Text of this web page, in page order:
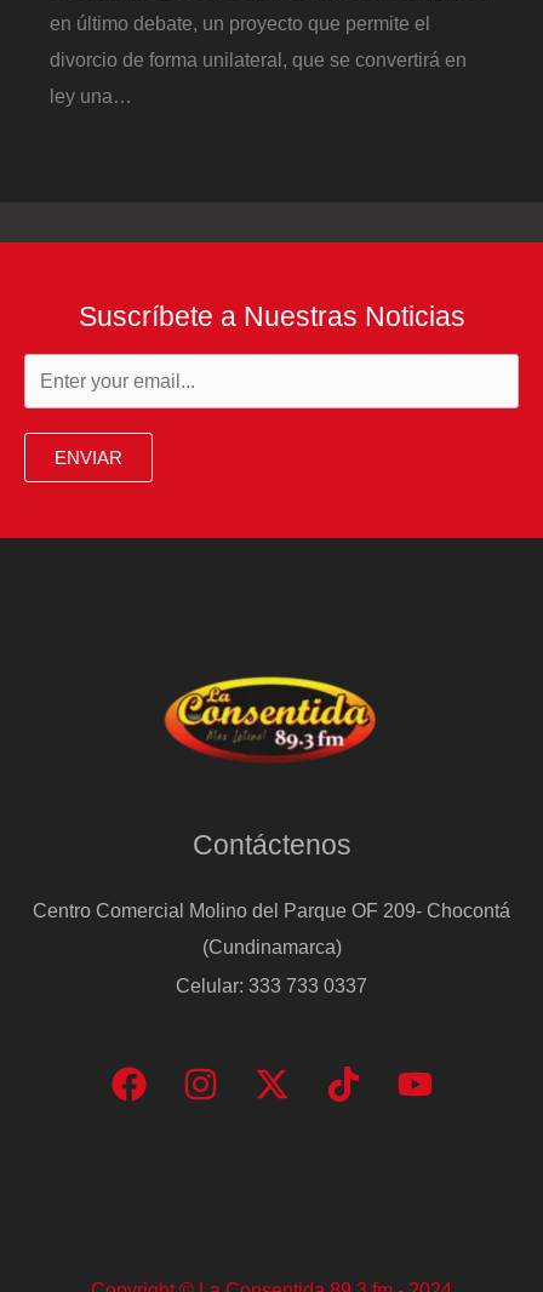
en último debate, un proyecto que permite el
divorcio de forma unilateral, que se convertirá en
ley una…
Suscríbete a Nuestras Noticias
ENVIAR
Contáctenos
Centro Comercial Molino del Parque OF 209- Chocontá
(Cundinamarca)
Celular: 333 733 0337